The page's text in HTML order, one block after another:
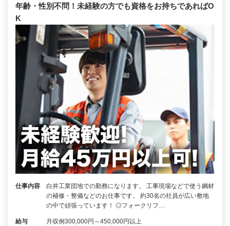
年齢・性別不問！未経験の方でも資格をお持ちであればO
K
仕事内容
白井工業団地での勤務になります。 工事現場などで使う鋼材
の補修・整備などのお仕事です。 約30名の社員が広い敷地
の中で頑張っています！ ◎フォークリフ…
給与 月収例300,000円～450,000円以上